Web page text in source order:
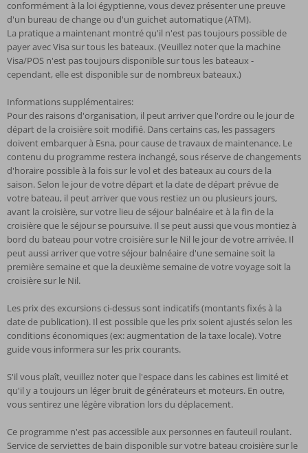
conformément à la loi égyptienne, vous devez présenter une preuve
d'un bureau de change ou d'un guichet automatique (ATM).
La pratique a maintenant montré qu'il n'est pas toujours possible de
payer avec Visa sur tous les bateaux. (Veuillez noter que la machine
Visa/POS n'est pas toujours disponible sur tous les bateaux -
cependant, elle est disponible sur de nombreux bateaux.)
Informations supplémentaires:
Pour des raisons d'organisation, il peut arriver que l'ordre ou le jour de
départ de la croisière soit modifié. Dans certains cas, les passagers
doivent embarquer à Esna, pour cause de travaux de maintenance. Le
contenu du programme restera inchangé, sous réserve de changements
d'horaire possible à la fois sur le vol et des bateaux au cours de la
saison. Selon le jour de votre départ et la date de départ prévue de
votre bateau, il peut arriver que vous restiez un ou plusieurs jours,
avant la croisière, sur votre lieu de séjour balnéaire et à la fin de la
croisière que le séjour se poursuive. Il se peut aussi que vous montiez à
bord du bateau pour votre croisière sur le Nil le jour de votre arrivée. Il
peut aussi arriver que votre séjour balnéaire d'une semaine soit la
première semaine et que la deuxième semaine de votre voyage soit la
croisière sur le Nil.
Les prix des excursions ci-dessus sont indicatifs (montants fixés à la
date de publication). Il est possible que les prix soient ajustés selon les
conditions économiques (ex: augmentation de la taxe locale). Votre
guide vous informera sur les prix courants.
S'il vous plaît, veuillez noter que l'espace dans les cabines est limité et
qu'il y a toujours un léger bruit de générateurs et moteurs. En outre,
vous sentirez une légère vibration lors du déplacement.
Ce programme n'est pas accessible aux personnes en fauteuil roulant.
Service de serviettes de bain disponible sur votre bateau croisière sur le